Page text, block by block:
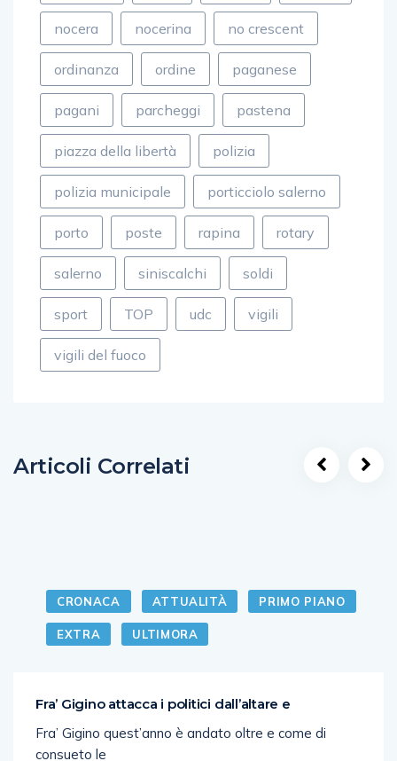
nocera nocerina no crescent
ordinanza ordine paganese
pagani parcheggi pastena
piazza della libertà polizia
polizia municipale porticciolo salerno
porto poste rapina rotary
salerno siniscalchi soldi
sport TOP udc vigili
vigili del fuoco
Articoli Correlati
CRONACA ATTUALITÀ PRIMO PIANO
EXTRA ULTIMORA
Fra’ Gigino attacca i politici dall’altare e
Fra’ Gigino quest’anno è andato oltre e come di
consueto le